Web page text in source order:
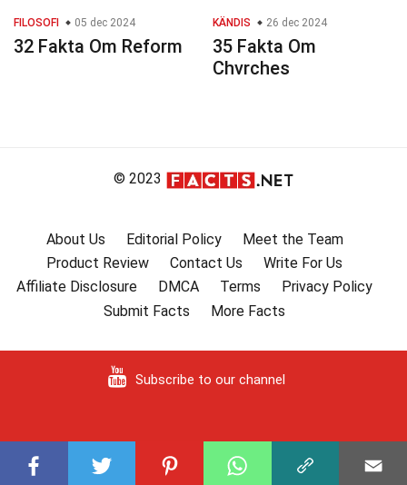
FILOSOFI 05 dec 2024
32 Fakta Om Reform
KÄNDIS 26 dec 2024
35 Fakta Om
Chvrches
© 2023
About Us Editorial Policy
Meet the Team
Product Review
Contact Us
Write For Us
Affiliate Disclosure
DMCA Terms
Privacy Policy
Submit Facts
More Facts
Subscribe to our channel